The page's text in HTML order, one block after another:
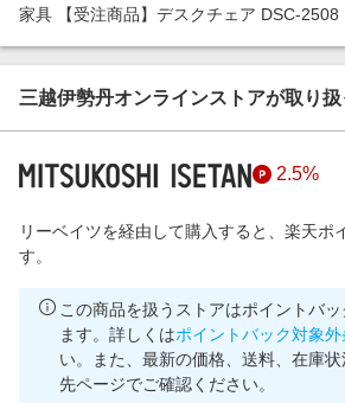
家具 【受注商品】デスクチェア DSC-2508
三越伊勢丹オンラインストアが取り
2.5%
リーベイツを経由して購入すると、楽天ポ
す。
この商品を扱うストアはポイントバ
ます。詳しくはポイントバック対象
い。また、最新の価格、送料、在庫
先ページでご確認ください。